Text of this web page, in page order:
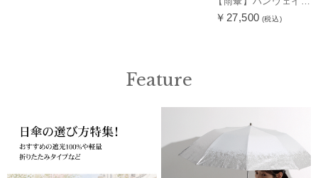
￥27,500 (税込)
Feature